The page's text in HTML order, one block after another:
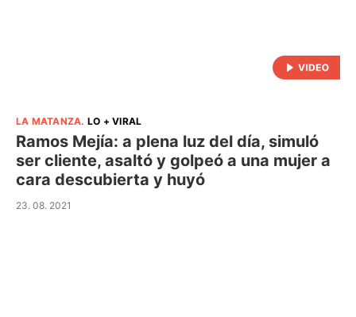
LA MATANZA. LO + VIRAL
Ramos Mejía: a plena luz del día, simuló
ser cliente, asaltó y golpeó a una mujer a
cara descubierta y huyó
23. 08. 2021